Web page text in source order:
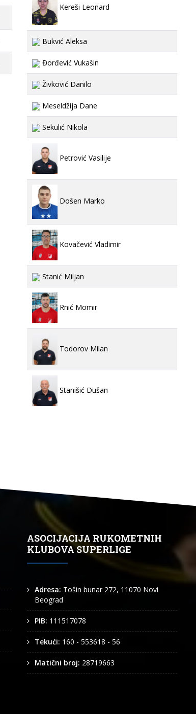
Kereši Leonard
Bukvić Aleksa
Đorđević Vukašin
Živković Danilo
Meseldžija Dane
Sekulić Nikola
Petrović Vasilije
Došen Marko
Kovačević Vladimir
Stanić Miljan
Rnić Momir
Todorov Milan
Stanišić Dušan
ASOCIJACIJA RUKOMETNIH
KLUBOVA SUPERLIGE
Adresa: Tošin bunar 272, 11070 Novi
Beograd
PIB: 111517078
Tekući: 160 - 553618 - 56
Matični broj: 28719663